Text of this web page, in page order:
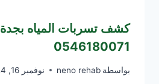
كشف تسربات المياه بجدة
0546180071
بواسطة neno rehab نوفمبر 16, 2024